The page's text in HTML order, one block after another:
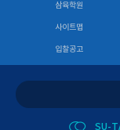
삼육학원
사이트맵
입찰공고
SU-